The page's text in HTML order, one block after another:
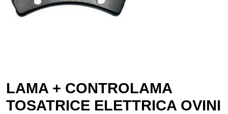
LAMA + CONTROLAMA
TOSATRICE ELETTRICA OVINI